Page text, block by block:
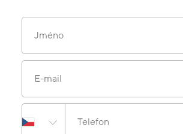
Jméno
E-mail
Telefon